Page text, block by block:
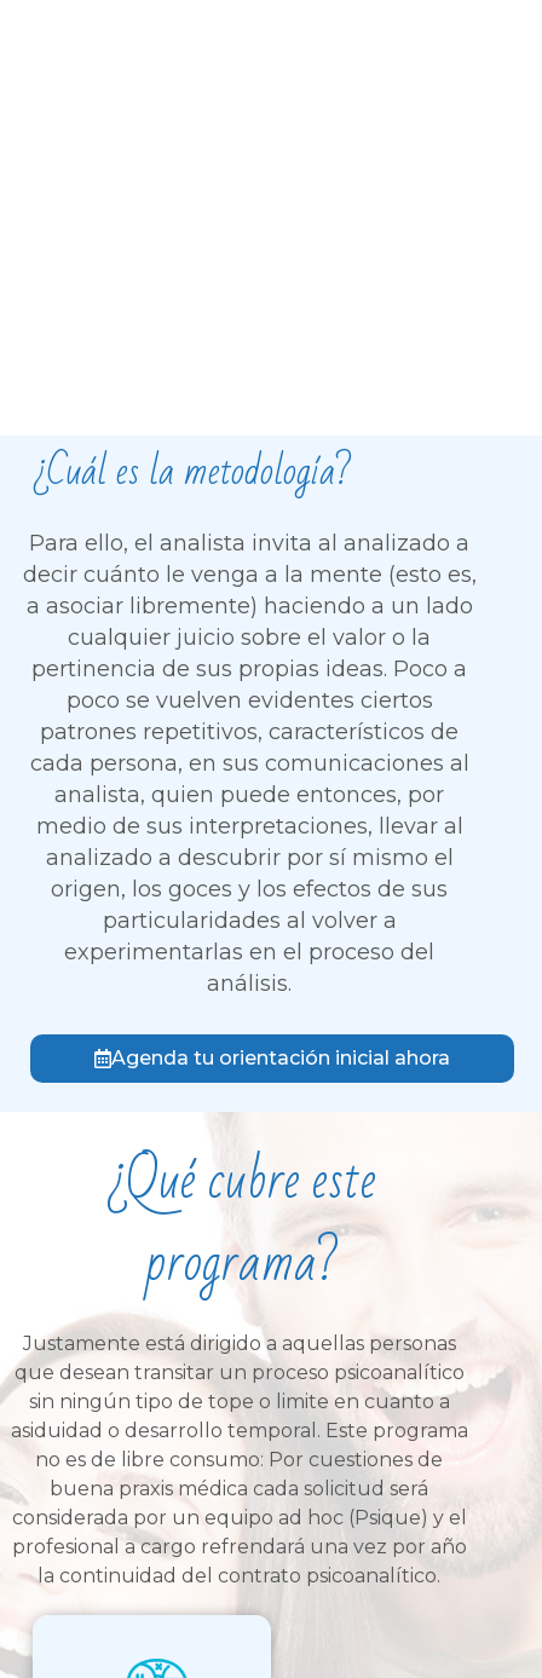
¿Cuál es la metodología?
Para ello, el analista invita al analizado a
decir cuánto le venga a la mente (esto es,
a asociar libremente) haciendo a un lado
cualquier juicio sobre el valor o la
pertinencia de sus propias ideas. Poco a
poco se vuelven evidentes ciertos
patrones repetitivos, característicos de
cada persona, en sus comunicaciones al
analista, quien puede entonces, por
medio de sus interpretaciones, llevar al
analizado a descubrir por sí mismo el
origen, los goces y los efectos de sus
particularidades al volver a
experimentarlas en el proceso del
análisis.
Agenda tu orientación inicial ahora
¿Qué cubre este
programa?
Justamente está dirigido a aquellas personas
que desean transitar un proceso psicoanalítico
sin ningún tipo de tope o limite en cuanto a
asiduidad o desarrollo temporal. Este programa
no es de libre consumo: Por cuestiones de
buena praxis médica cada solicitud será
considerada por un equipo ad hoc (Psique) y el
profesional a cargo refrendará una vez por año
la continuidad del contrato psicoanalítico.